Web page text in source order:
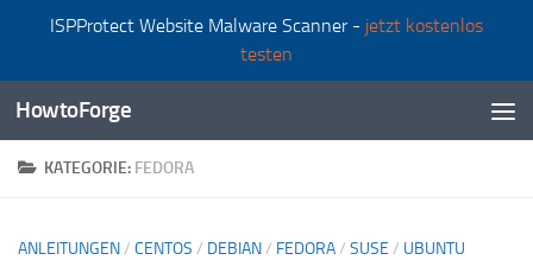
ISPProtect Website Malware Scanner - jetzt kostenlos
testen
Zum Inhalt springen
HowtoForge
KATEGORIE: FEDORA
ANLEITUNGEN/ CENTOS / DEBIAN/ FEDORA/ SUSE / UBUNTU